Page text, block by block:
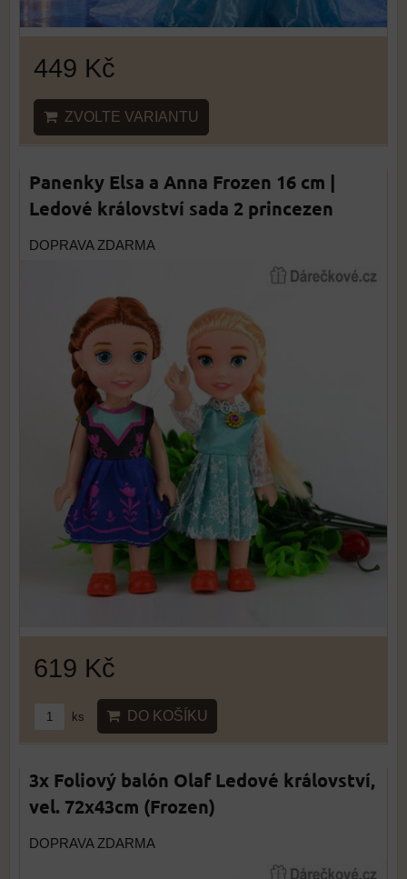
449 Kč
ZVOLTE VARIANTU
Panenky Elsa a Anna Frozen 16 cm |
Ledové království sada 2 princezen
DOPRAVA ZDARMA
619 Kč
ks DO KOŠÍKU
3x Foliový balón Olaf Ledové království,
vel. 72x43cm (Frozen)
DOPRAVA ZDARMA